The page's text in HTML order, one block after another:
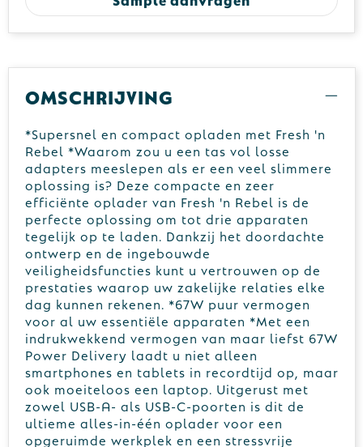
Omschrijving
*Supersnel en compact opladen met Fresh 'n
Rebel *Waarom zou u een tas vol losse
adapters meeslepen als er een veel slimmere
oplossing is? Deze compacte en zeer
efficiënte oplader van Fresh 'n Rebel is de
perfecte oplossing om tot drie apparaten
tegelijk op te laden. Dankzij het doordachte
ontwerp en de ingebouwde
veiligheidsfuncties kunt u vertrouwen op de
prestaties waarop uw zakelijke relaties elke
dag kunnen rekenen. *67W puur vermogen
voor al uw essentiële apparaten *Met een
indrukwekkend vermogen van maar liefst 67W
Power Delivery laadt u niet alleen
smartphones en tablets in recordtijd op, maar
ook moeiteloos een laptop. Uitgerust met
zowel USB-A- als USB-C-poorten is dit de
ultieme alles-in-één oplader voor een
opgeruimde werkplek en een stressvrije